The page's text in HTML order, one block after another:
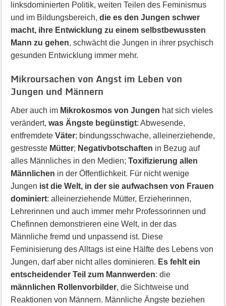
linksdominierten Politik, weiten Teilen des Feminismus
und im Bildungsbereich, die es den Jungen schwer
macht, ihre Entwicklung zu einem selbstbewussten
Mann zu gehen, schwächt die Jungen in ihrer psychisch
gesunden Entwicklung immer mehr.
Mikroursachen von Angst im Leben von
Jungen und Männern
Aber auch im Mikrokosmos von Jungen hat sich vieles
verändert, was Ängste begünstigt: Abwesende,
entfremdete Väter; bindungsschwache, alleinerziehende,
gestresste Mütter; Negativbotschaften in Bezug auf
alles Männliches in den Medien; Toxifizierung allen
Männlichen in der Öffentlichkeit. Für nicht wenige
Jungen ist die Welt, in der sie aufwachsen von Frauen
dominiert: alleinerziehende Mütter, Erzieherinnen,
Lehrerinnen und auch immer mehr Professorinnen und
Chefinnen demonstrieren eine Welt, in der das
Männliche fremd und unpassend ist. Diese
Feminisierung des Alltags ist eine Hälfte des Lebens von
Jungen, darf aber nicht alles dominieren. Es fehlt ein
entscheidender Teil zum Mannwerden: die
männlichen Rollenvorbilder, die Sichtweise und
Reaktionen von Männern. Männliche Ängste beziehen